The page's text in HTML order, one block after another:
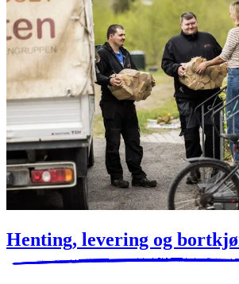
Henting, levering og